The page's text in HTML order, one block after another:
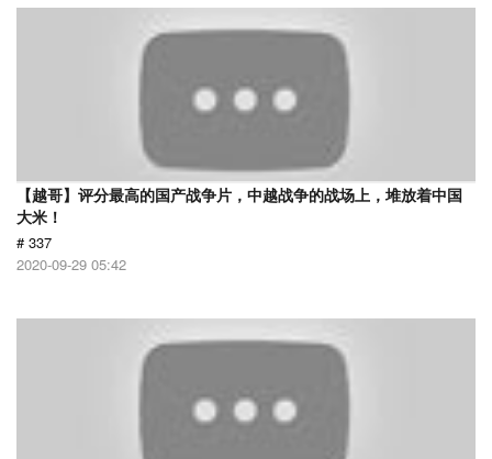
【越哥】评分最高的国产战争片，中越战争的战场上，堆放着中国
大米！
# 337
2020-09-29 05:42